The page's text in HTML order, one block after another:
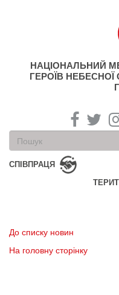
НАЦІОНАЛЬНИЙ
ГЕРОЇВ НЕБЕСНОЇ
Пошукова
форма
Пошук
СПІВПРАЦЯ
До списку новин
На головну сторінку